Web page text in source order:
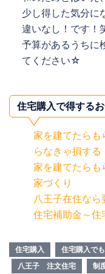
少し得した気分に
違いなし！です！
予算があるうちに
てください☆
住宅購入で得する
家を建てたら
らなきゃ損す
家を建てたら
家づくり
八王子在住なら
住宅補助金～
住宅購入 住宅購入で
八王子 注文住宅
制